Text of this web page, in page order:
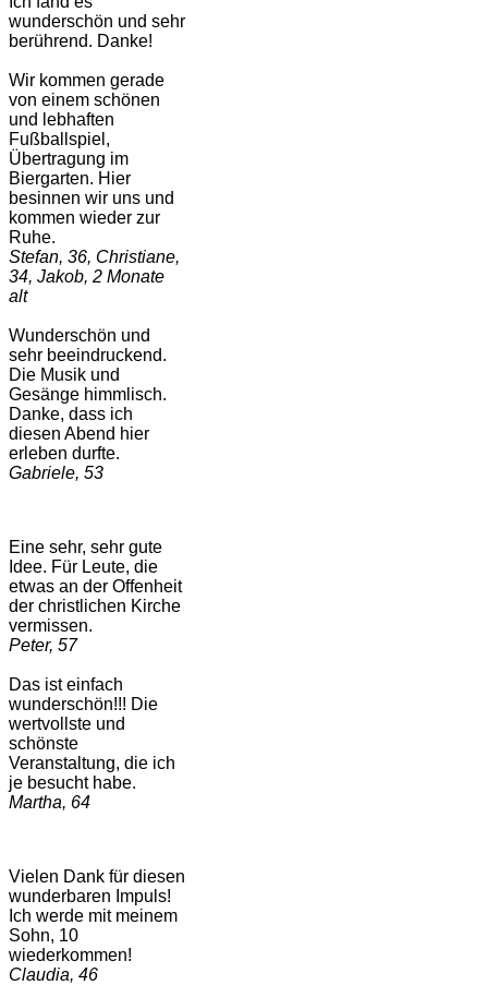
wunderschön und sehr
berührend. Danke!
Wir kommen gerade
von einem schönen
und lebhaften
Fußballspiel,
Übertragung im
Biergarten. Hier
besinnen wir uns und
kommen wieder zur
Ruhe.
Stefan, 36, Christiane,
34, Jakob, 2 Monate
alt
Wunderschön und
sehr beeindruckend.
Die Musik und
Gesänge himmlisch.
Danke, dass ich
diesen Abend hier
erleben durfte.
Gabriele, 53
Eine sehr, sehr gute
Idee. Für Leute, die
etwas an der Offenheit
der christlichen Kirche
vermissen.
Peter, 57
Das ist einfach
wunderschön!!! Die
wertvollste und
schönste
Veranstaltung, die ich
je besucht habe.
Martha, 64
Vielen Dank für diesen
wunderbaren Impuls!
Ich werde mit meinem
Sohn, 10
wiederkommen!
Claudia, 46